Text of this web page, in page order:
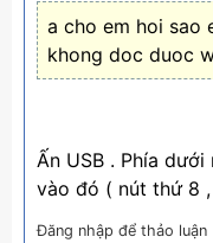
a cho em hoi sao
khong doc duoc
Ấn USB . Phía
vào đó ( nút thứ 8
Đăng nhập để thảo luận